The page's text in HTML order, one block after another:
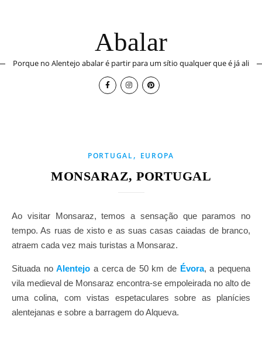
Abalar
Porque no Alentejo abalar é partir para um sítio qualquer que é já ali
PORTUGAL, EUROPA
MONSARAZ, PORTUGAL
Ao visitar Monsaraz, temos a sensação que paramos no
tempo. As ruas de xisto e as suas casas caiadas de branco,
atraem cada vez mais turistas a Monsaraz.
Situada noAlentejo a cerca de 50 km de Évora, a pequena
vila medieval de Monsaraz encontra-se empoleirada no alto de
uma colina, com vistas espetaculares sobre as planícies
alentejanas e sobre a barragem do Alqueva.